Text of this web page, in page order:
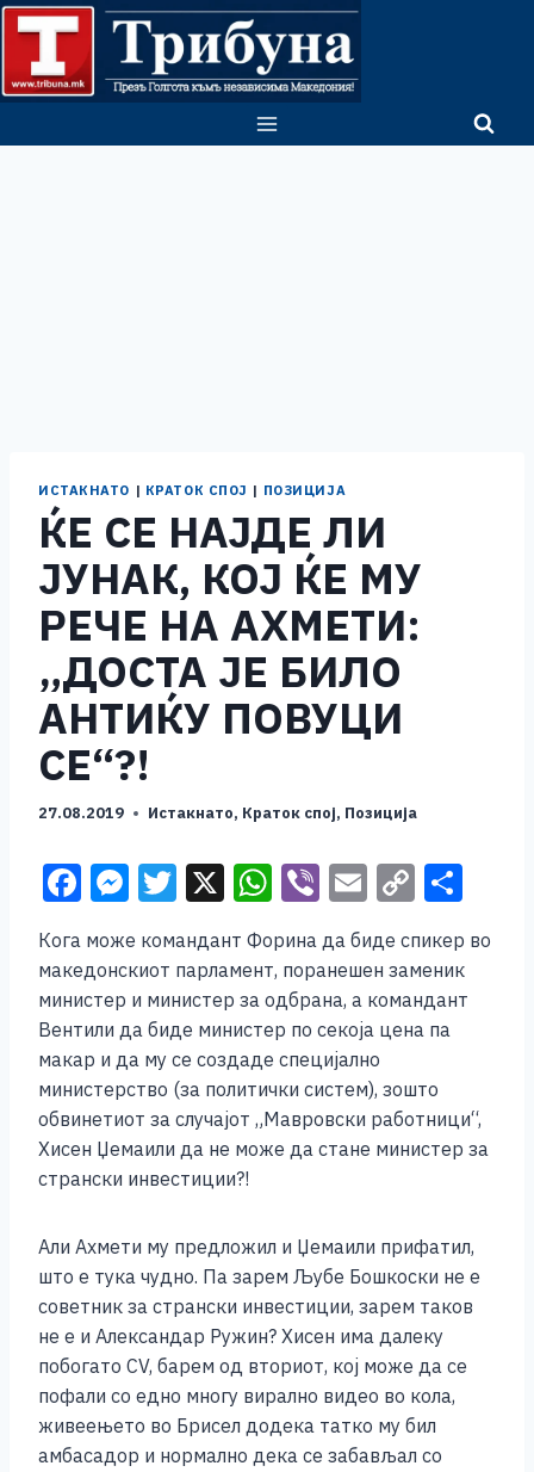
Skip
content
ИСТАКНАТО | КРАТОК СПОЈ | ПОЗИЦИЈА
ЌЕ СЕ НАЈДЕ ЛИ
ЈУНАК, КОЈ ЌЕ МУ
РЕЧЕ НА АХМЕТИ:
„ДОСТА ЈЕ БИЛО
АНТИЌУ ПОВУЦИ
СЕ“?!
27.08.2019 Истакнато, Краток спој, Позиција
F
c
e
b
o
o
k
M
ss
e
n
g
er
T
tt
er
X W
at
s
A
p
p
Vi
er
E
ai
l
C
p
y
Li
n
k
ar
e
Кога може командант Форина да биде спикер во
македонскиот парламент, поранешен заменик
министер и министер за одбрана, а командант
Вентили да биде министер по секоја цена па
макар и да му се создаде специјално
министерство (за политички систем), зошто
обвинетиот за случајот „Мавровски работници“,
Хисен Џемаили да не може да стане министер за
странски инвестиции?!
Али Ахмети му предложил и Џемаили прифатил,
што е тука чудно. Па зарем Љубе Бошкоски не е
советник за странски инвестиции, зарем таков
не е и Александар Ружин? Хисен има далеку
побогато CV, барем од вториот, кој може да се
пофали со едно многу вирално видео во кола,
живеењето во Брисел додека татко му бил
амбасадор и нормално дека се забављал со